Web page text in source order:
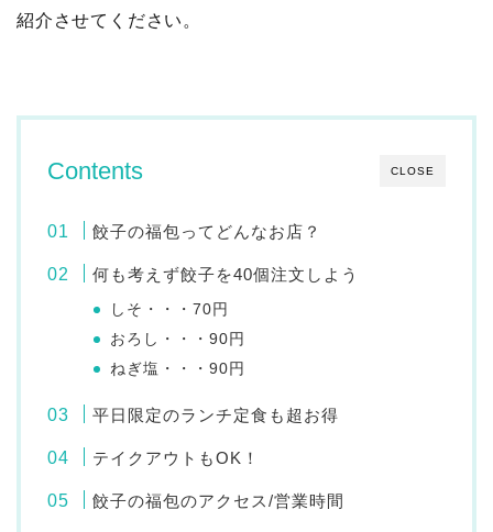
紹介させてください。
CLOSE
Contents
餃子の福包ってどんなお店？
何も考えず餃子を40個注文しよう
しそ・・・70円
おろし・・・90円
ねぎ塩・・・90円
平日限定のランチ定食も超お得
テイクアウトもOK！
餃子の福包のアクセス/営業時間